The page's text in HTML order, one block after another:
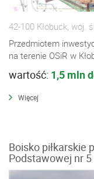
42-100 Kłobuck, woj.
Przedmiotem
na terenie OSiR w
wartość: 1,5 mln
Więcej
Boisko piłkarskie
Podstawowej nr 5